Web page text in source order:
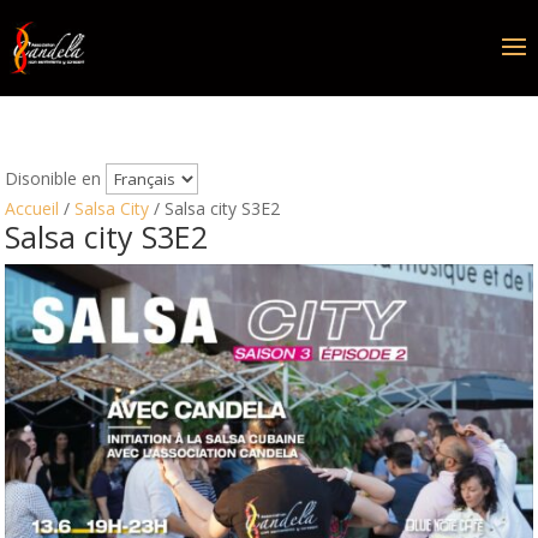
Disonible en
Accueil / Salsa City / Salsa city S3E2
Salsa city S3E2